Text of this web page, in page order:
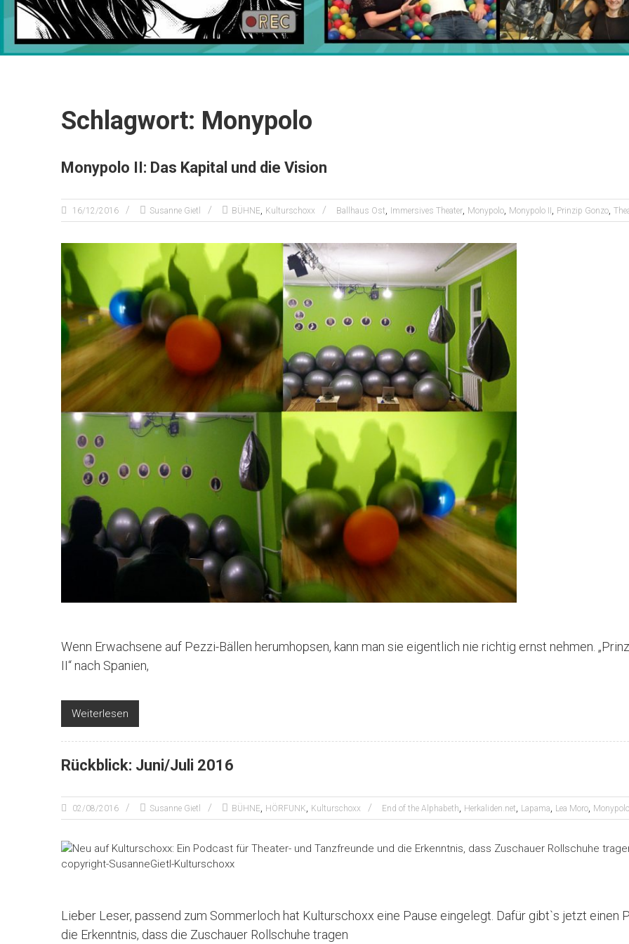
Schlagwort: Monypolo
Monypolo II: Das Kapital und die Vision
16/12/2016 Susanne Gietl BÜHNE Kulturschoxx Ballhaus Ost Immersives Theater Monypolo Monypolo II Prinzip Gonzo
Wenn Erwachsene auf Pezzi-Bällen herumhopsen, kann man sie eigentlich nie richtig ernst nehmen.
II“ nach Spanien,
Weiterlesen
Rückblick: Juni/Juli 2016
02/08/2016 Susanne Gietl BÜHNE, HÖRFUNK, Kulturschoxx End of the Alphabeth, Herkaliden.net, Lapama, Lea Moro, Monypolo
Lieber Leser, passend zum Sommerloch hat Kulturschoxx eine Pause eingelegt. Dafür gibt`s jetzt einen
die Erkenntnis, dass die Zuschauer Rollschuhe tragen